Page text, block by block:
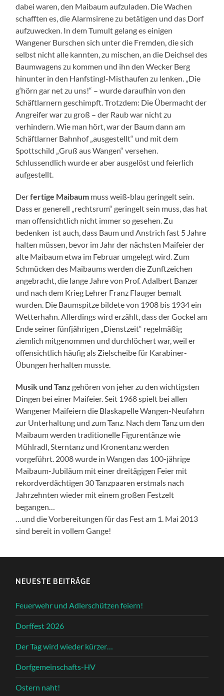
dabei waren, den Maibaum aufzuladen. Die Wachen
schafften es, die Alarmsirene zu betätigen und das Dorf
aufzuwecken. In dem Tumult gelang es einigen
Wangener Burschen sich unter die Fremden, die sich
selbst nicht alle kannten, zu mischen, an die Deichsel des
Baumwagens zu kommen und ihn den Wecker Berg
hinunter in den Hanfstingl-Misthaufen zu lenken. „Die
g‘hörn gar net zu uns!“ – wurde daraufhin von den
Schäftlarnern geschimpft. Trotzdem: Die Übermacht der
Angreifer war zu groß – der Raub war nicht zu
verhindern. Wie man hört, war der Baum dann am
Schäftlarner Bahnhof „ausgestellt“ und mit dem
Spottschild „Gruß aus Wangen“ versehen.
Schlussendlich wurde er aber ausgelöst und feierlich
aufgestellt.
Derfertige Maibaum muss weiß-blau geringelt sein.
Dass er generell „rechtsrum“ geringelt sein muss, das hat
man offensichtlich nicht immer so gesehen. Zu
bedenken ist auch, dass Baum und Anstrich fast 5 Jahre
halten müssen, bevor im Jahr der nächsten Maifeier der
alte Maibaum etwa im Februar umgelegt wird. Zum
Schmücken des Maibaums werden die Zunftzeichen
angebracht, die lange Jahre von Prof. Adalbert Banzer
und nach dem Krieg Lehrer Franz Flauger bemalt
wurden. Die Baumspitze bildete von 1908 bis 1934 ein
Wetterhahn. Allerdings wird erzählt, dass der Gockel am
Ende seiner fünfjährigen „Dienstzeit“ regelmäßig
ziemlich mitgenommen und durchlöchert war, weil er
offensichtlich häufig als Zielscheibe für Karabiner-
Übungen herhalten musste.
Musik und Tanz gehören von jeher zu den wichtigsten
Dingen bei einer Maifeier. Seit 1968 spielt bei allen
Wangener Maifeiern die Blaskapelle Wangen-Neufahrn
zur Unterhaltung und zum Tanz. Nach dem Tanz um den
Maibaum werden traditionelle Figurentänze wie
Mühlradl, Sterntanz und Kronentanz werden
vorgeführt. 2008 wurde in Wangen das 100-jährige
Maibaum-Jubiläum mit einer dreitägigen Feier mit
rekordverdächtigen 30 Tanzpaaren erstmals nach
Jahrzehnten wieder mit einem großen Festzelt
begangen…
…und die Vorbereitungen für das Fest am 1. Mai 2013
sind bereit in vollem Gange!
NEUESTE BEITRÄGE
Feuerwehr und Adlerschützen feiern!
Dorffest 2026
Der Tag wird wieder kürzer…
Dorfgemeinschafts-HV
Ostern naht!